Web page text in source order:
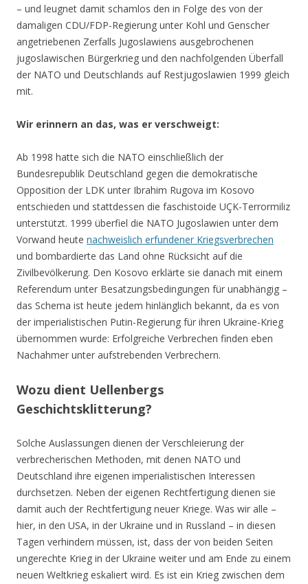
– und leugnet damit schamlos den in Folge des von der
damaligen CDU/FDP-Regierung unter Kohl und Genscher
angetriebenen Zerfalls Jugoslawiens ausgebrochenen
jugoslawischen Bürgerkrieg und den nachfolgenden Überfall
der NATO und Deutschlands auf Restjugoslawien 1999 gleich
mit.
Wir erinnern an das, was er verschweigt:
Ab 1998 hatte sich die NATO einschließlich der
Bundesrepublik Deutschland gegen die demokratische
Opposition der LDK unter Ibrahim Rugova im Kosovo
entschieden und stattdessen die faschistoide UÇK-Terrormiliz
unterstützt. 1999 überfiel die NATO Jugoslawien unter dem
Vorwand heute nachweislich erfundener Kriegsverbrechen
und bombardierte das Land ohne Rücksicht auf die
Zivilbevölkerung. Den Kosovo erklärte sie danach mit einem
Referendum unter Besatzungsbedingungen für unabhängig –
das Schema ist heute jedem hinlänglich bekannt, da es von
der imperialistischen Putin-Regierung für ihren Ukraine-Krieg
übernommen wurde: Erfolgreiche Verbrechen finden eben
Nachahmer unter aufstrebenden Verbrechern.
Wozu dient Uellenbergs
Geschichtsklitterung?
Solche Auslassungen dienen der Verschleierung der
verbrecherischen Methoden, mit denen NATO und
Deutschland ihre eigenen imperialistischen Interessen
durchsetzen. Neben der eigenen Rechtfertigung dienen sie
damit auch der Rechtfertigung neuer Kriege. Was wir alle –
hier, in den USA, in der Ukraine und in Russland – in diesen
Tagen verhindern müssen, ist, dass der von beiden Seiten
ungerechte Krieg in der Ukraine weiter und am Ende zu einem
neuen Weltkrieg eskaliert wird. Es ist ein Krieg zwischen dem